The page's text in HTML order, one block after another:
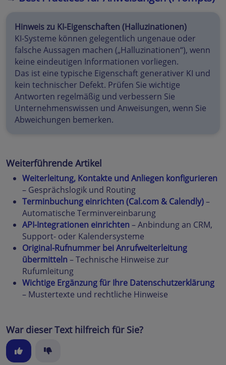
Hinweis zu KI-Eigenschaften (Halluzinationen)
KI-Systeme können gelegentlich ungenaue oder
falsche Aussagen machen („Halluzinationen“), wenn
keine eindeutigen Informationen vorliegen.
Das ist eine typische Eigenschaft generativer KI und
kein technischer Defekt. Prüfen Sie wichtige
Antworten regelmäßig und verbessern Sie
Unternehmenswissen und Anweisungen, wenn Sie
Abweichungen bemerken.
Weiterführende Artikel
Weiterleitung, Kontakte und Anliegen konfigurieren
– Gesprächslogik und Routing
Terminbuchung einrichten (Cal.com & Calendly)–
Automatische Terminvereinbarung
API-Integrationen einrichten – Anbindung an CRM,
Support- oder Kalendersysteme
Original-Rufnummer bei Anrufweiterleitung
übermitteln – Technische Hinweise zur
Rufumleitung
Wichtige Ergänzung für Ihre Datenschutzerklärung
– Mustertexte und rechtliche Hinweise
War dieser Text hilfreich für Sie?